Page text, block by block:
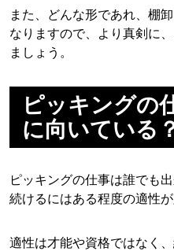
また、どんな形であれ、棚
なりますので、より真剣に
ましょう。
ピッキングの
に向いている
ピッキングの仕事は誰でも
続けるにはある程度の適性が
適性は才能や資格ではなく